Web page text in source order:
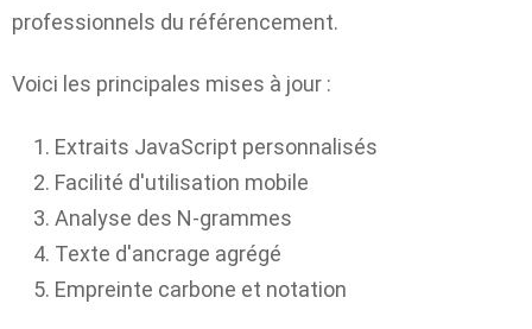
professionnels du référencement.
Voici les principales mises à jour :
Extraits JavaScript personnalisés
Facilité d'utilisation mobile
Analyse des N-grammes
Texte d'ancrage agrégé
Empreinte carbone et notation